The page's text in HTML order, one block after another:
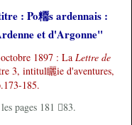
: Po糥s ardennais :
et d'Argonne"
1897 : La Lettre de
3, intitul矖ie d'aventures,
185.
pages 181 83.